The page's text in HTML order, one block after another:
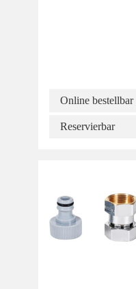
Online bestellbar
Reservierbar